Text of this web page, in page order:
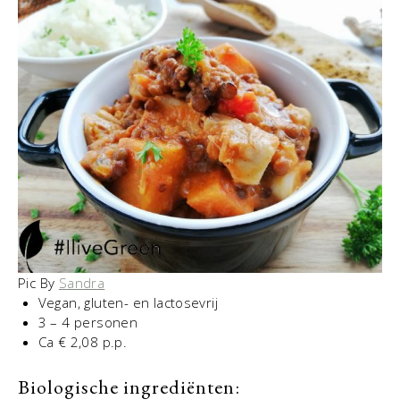
Pic By Sandra
Vegan, gluten- en lactosevrij
3 – 4 personen
Ca € 2,08 p.p.
Biologische ingrediënten: